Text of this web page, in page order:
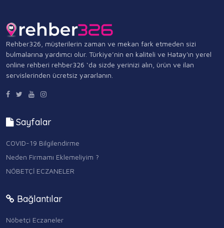
Rehber326, müşterilerin zaman ve mekan fark etmeden sizi
bulmalarına yardımcı olur. Türkiye’nin en kaliteli ve Hatay'ın yerel
online rehberi rehber326 ‘da sizde yerinizi alın, ürün ve ilan
servislerinden ücretsiz yararlanın.
Sayfalar
COVID-19 Bilgilendirme
Neden Firmamı Eklemeliyim ?
NÖBETÇİ ECZANELER
Bağlantılar
Nöbetçi Eczaneler